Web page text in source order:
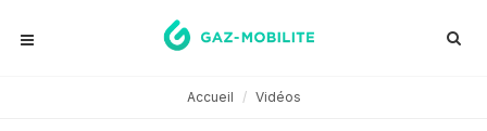
Accueil Vidéos